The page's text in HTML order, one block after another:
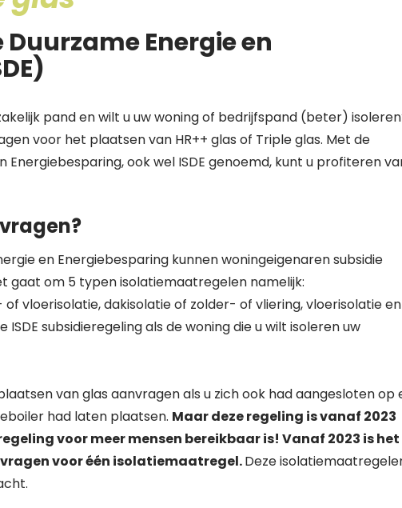
Energie en
pand en wilt u uw woning of bedrijfspand (beter)
voor het plaatsen van HR++ glas of Triple glas. Met de
Energiebesparing, ook wel ISDE genoemd, kunt u profiteren
en Energiebesparing kunnen woningeigenaren subsidie
gaat om 5 typen isolatiemaatregelen namelijk:
vloerisolatie, dakisolatie of zolder- of vliering, vloerisolatie en
subsidieregeling als de woning die u wilt isoleren uw
van glas aanvragen als u zich ook had aangesloten op
had laten plaatsen. Maar deze regeling is vanaf 2023
voor meer mensen bereikbaar is! Vanaf 2023 is het
voor één isolatiemaatregel.Deze